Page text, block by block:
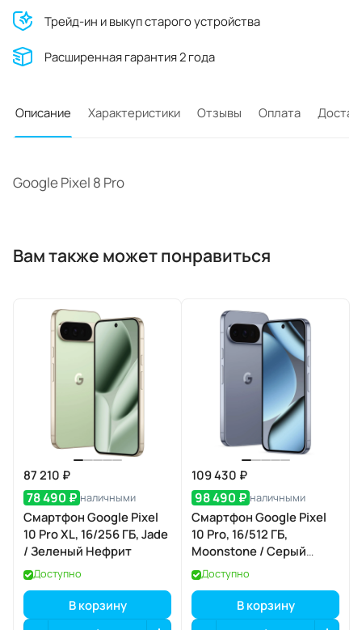
Трейд-ин и выкуп старого устройства
Расширенная гарантия 2 года
Описание Характеристики Отзывы Оплата
Google Pixel 8 Pro
Вам также может понравиться
87 210 ₽
78 490 ₽ наличными
Смартфон Google Pixel
10 Pro XL, 16/256 ГБ, Jade
/ Зеленый Нефрит
Доступно
В корзину
109 430 ₽
98 490 ₽ наличными
Смартфон Google Pixel
10 Pro, 16/512 ГБ,
Moonstone / Серый
Лунный Камень
Доступно
В корзину